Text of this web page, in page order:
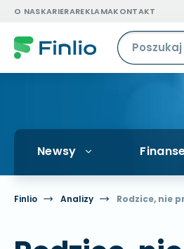
O NASKARIERAREKLAMAKONTAKT
Newsy
Finlio Analizy Rodzice, nie